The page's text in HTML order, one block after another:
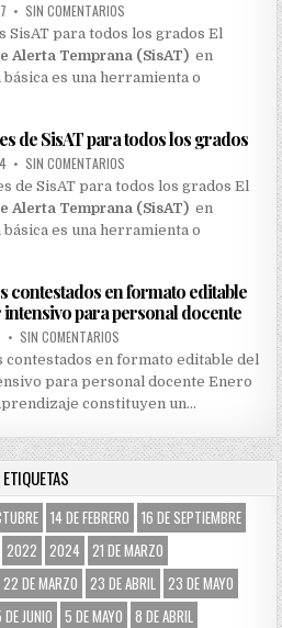
• SIN COMENTARIOS
SisAT para todos los grados El
Alerta Temprana (SisAT) en
básica es una herramienta o
de SisAT para todos los grados
• SIN COMENTARIOS
de SisAT para todos los grados El
Alerta Temprana (SisAT) en
básica es una herramienta o
contestados en formato editable
para personal docente
• SIN COMENTARIOS
contestados en formato editable del
para personal docente Enero
constituyen un…
ETIQUETAS
14 DE FEBRERO
16 DE SEPTIEMBRE
2022 2024
21 DE MARZO
22 DE MARZO 23 DE ABRIL 23 DE MAYO
DE JUNIO 5 DE MAYO
8 DE ABRIL